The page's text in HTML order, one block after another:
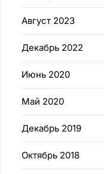
Август 2023
Декабрь 2022
Июнь 2020
Май 2020
Декабрь 2019
Октябрь 2018